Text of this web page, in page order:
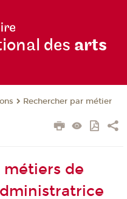
des arts
Rechercher par métier
métiers de